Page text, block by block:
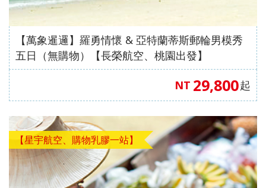
【萬象暹邏】羅勇情懷 & 亞特蘭蒂斯郵輪男模秀
五日（無購物）【長榮航空、桃園出發】
NT 29,800起
【星宇航空、購物乳膠一站】